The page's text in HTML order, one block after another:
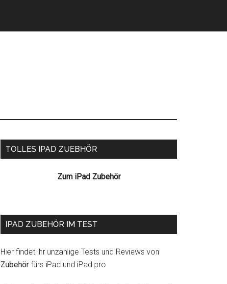
Seitenspalte
TOLLES IPAD ZUEBHÖR
Zum iPad Zubehör
IPAD ZUBEHÖR IM TEST
Hier findet ihr unzählige Tests und Reviews von
Zubehör fürs iPad und iPad pro